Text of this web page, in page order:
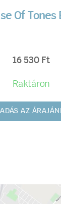
Of
16 530 Ft
Raktáron
AZ